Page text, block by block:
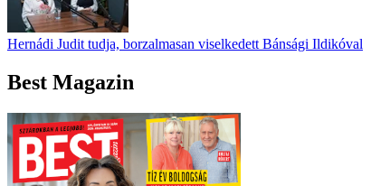
Hernádi Judit tudja, borzalmasan viselkedett Bánsági Ildikóval
Best Magazin